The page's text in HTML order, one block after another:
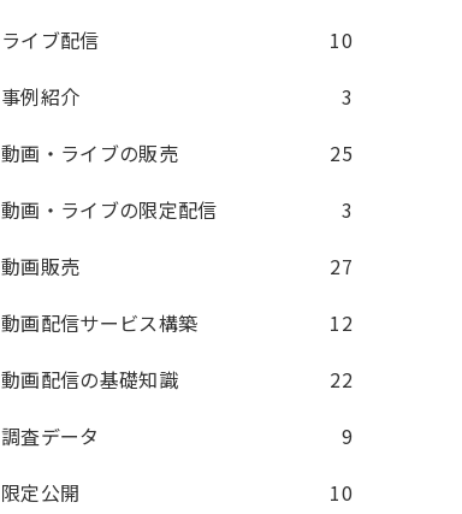
ライブ配信
10
事例紹介
3
動画・ライブの販売
25
動画・ライブの限定配信
3
動画販売
27
動画配信サービス構築
12
動画配信の基礎知識
22
調査データ
9
限定公開
10